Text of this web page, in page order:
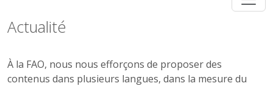
Actualité
À la FAO, nous nous efforçons de proposer des
contenus dans plusieurs langues, dans la mesure du